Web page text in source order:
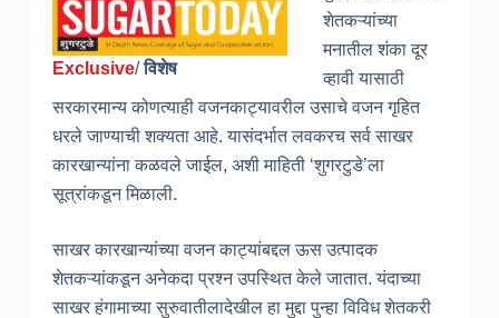
Exclusive/विशेष
शेतकऱ्यांच्या
मनातील शंका दूर
व्हावी यासाठी
सरकारमान्य कोणत्याही वजनकाट्यावरील उसाचे वजन गृहित
धरले जाण्याची शक्यता आहे. यासंदर्भात लवकरच सर्व साखर
कारखान्यांना कळवले जाईल, अशी माहिती ‘शुगरटुडे’ला
सूत्रांकडून मिळाली.
साखर कारखान्यांच्या वजन काट्यांबद्दल ऊस उत्पादक
शेतकऱ्यांकडून अनेकदा प्रश्न उपस्थित केले जातात. यंदाच्या
साखर हंगामाच्या सुरुवातीलादेखील हा मुद्दा पुन्हा विविध शेतकरी